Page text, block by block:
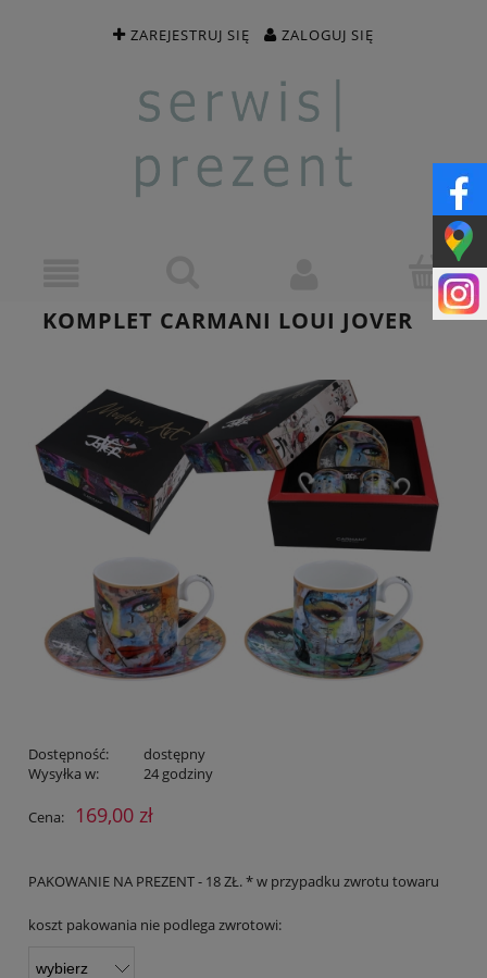
ZAREJESTRUJ SIĘ ZALOGUJ SIĘ
KOMPLET CARMANI LOUI JOVER
Dostępność:
dostępny
Wysyłka w:
24 godziny
Cena: 169,00 zł
PAKOWANIE NA PREZENT - 18 ZŁ. * w przypadku zwrotu towaru
koszt pakowania nie podlega zwrotowi: